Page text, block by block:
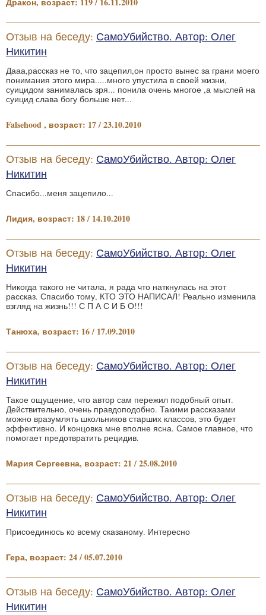
Отзыв на беседу: СамоУбийство. Автор: Олег
Никитин
Дааа,рассказ не то, что зацепил,он просто вынес за грани моего
понимания этого мира.....много упустила в своей жизни,
суицидом занималась зря... понила очень многое ,а мыслей на
суицид слава богу больше нет...
Falsehood , возраст: 17 / 23.10.2010
Отзыв на беседу: СамоУбийство. Автор: Олег
Никитин
Спасибо...меня зацепило...
Лидия, возраст: 18 / 14.10.2010
Отзыв на беседу: СамоУбийство. Автор: Олег
Никитин
Никогда такого не читала, я рада что наткнулась на этот
рассказ. Спасибо тому, КТО ЭТО НАПИСАЛ! Реально изменила
взгляд на жизнь!!! С П А С И Б О!!!
Танюха, возраст: 16 / 17.09.2010
Отзыв на беседу: СамоУбийство. Автор: Олег
Никитин
Такое ощущение, что автор сам пережил подобный опыт.
Действительно, очень правдоподобно. Такими рассказами
можно вразумлять школьников старших классов, это будет
эффективно. И концовка мне вполне ясна. Самое главное, что
помогает предотвратить рецидив.
Мария Сергеевна, возраст: 21 / 25.08.2010
Отзыв на беседу: СамоУбийство. Автор: Олег
Никитин
Присоединюсь ко всему сказаному. Интересно
Гера, возраст: 24 / 05.07.2010
Отзыв на беседу: СамоУбийство. Автор: Олег
Никитин